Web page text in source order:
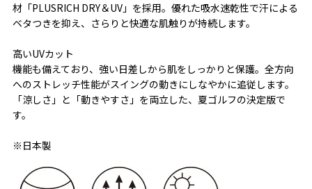
材「PLUSRICH DRY＆UV」を採用。優れた吸水速乾性で汗による
ベタつきを抑え、さらりと快適な肌触りが持続します。
高いUVカット
機能も備えており、強い日差しから肌をしっかりと保護。全方向
へのストレッチ性能がスイングの動きにしなやかに追従します。
「涼しさ」と「動きやすさ」を両立した、夏ゴルフの決定版で
す。
※日本製